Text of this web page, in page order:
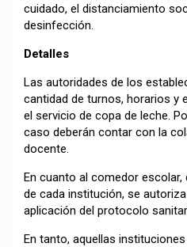
cuidado, el distanciamiento
desinfección.
Detalles
Las autoridades de los
cantidad de turnos, horarios y
el servicio de copa de leche.
caso deberán contar con la
docente.
En cuanto al comedor
de cada institución, se
aplicación del protocolo
En tanto, aquellas